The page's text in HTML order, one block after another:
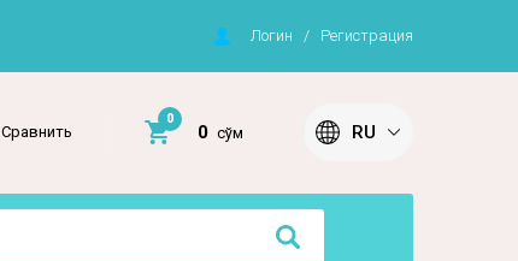
Логин / Регистрация
Сравнить
0
0 сўм RU